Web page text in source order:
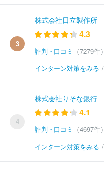
3
株式会社日立製作所
4.3
評判・口コミ
（7279件）
インターン対策をみる /
4
株式会社りそな銀行
4.1
評判・口コミ
（4697件）
インターン対策をみる /